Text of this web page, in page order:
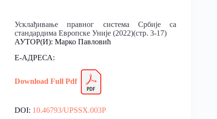
Усклађивање правног система Србије са
стандардима Европске Уније (2022)(стр. 3-17)
АУТОР(И): Марко Павловић
Е-АДРЕСА:
Download Full Pdf
DOI: 10.46793/UPSSX.003P